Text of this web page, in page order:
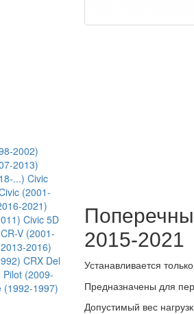
2002)
2013)
...) Civic
(2001-
2021)
Civic 5D
CR-V (2001-
2016)
CRX Del
Pilot (2009-
(1992-1997)
2015-2021
Устанавливается
Предназначены для
Допустимый вес